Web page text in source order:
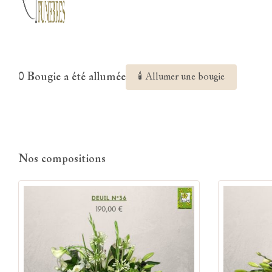
0 Bougie a été allumée 🕯 Allumer une bougie
Nos compositions